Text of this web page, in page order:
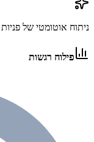
ניתוח אוטומטי של
פילוח רגשות